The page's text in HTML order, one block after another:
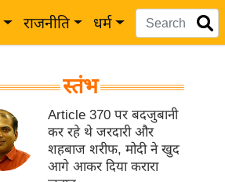
राजनीति धर्म
स्तंभ
Article 370 पर बदजुबानी
कर रहे थे जरदारी और
शहबाज शरीफ, मोदी ने खुद
आगे आकर दिया करारा